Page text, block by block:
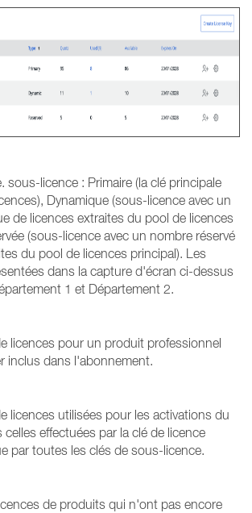
sous-licence : Primaire (la clé principale
Dynamique (sous-licence avec un
de licences extraites du pool de licences
(sous-licence avec un nombre réservé
du pool de licences principal). Les
dans la capture d'écran ci-dessus
1 et Département 2.
licences pour un produit professionnel
inclus dans l'abonnement.
licences utilisées pour les activations du
effectuées par la clé de licence
par toutes les clés de sous-licence.
de produits qui n'ont pas encore